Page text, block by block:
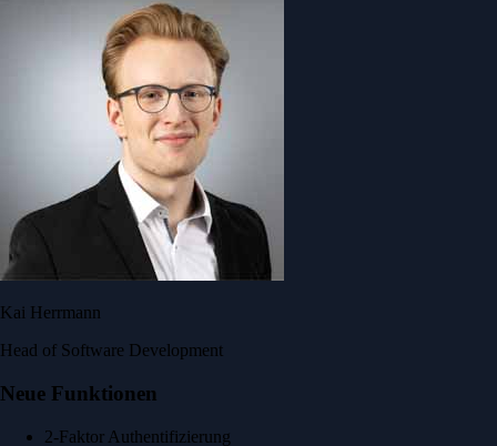
Kai Herrmann
Head of Software Development
Neue Funktionen
2-Faktor Authentifizierung